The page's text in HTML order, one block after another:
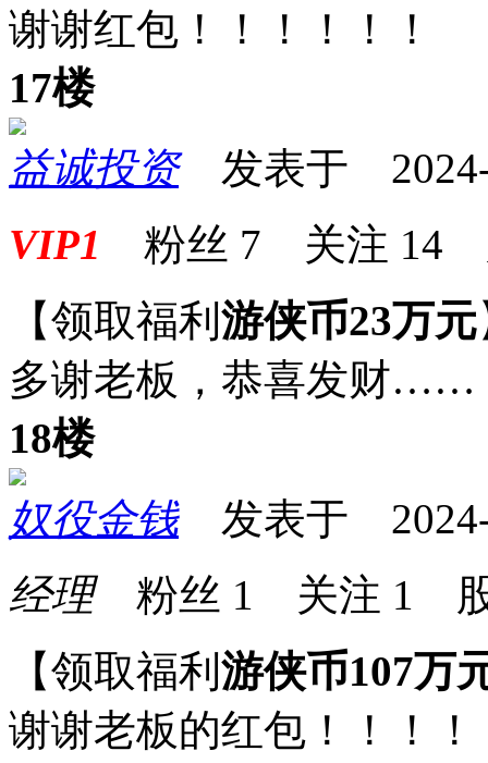
谢谢红包！！！！！！
17楼
益诚投资发表于 2024-
VIP1 粉丝 7 关注 14
【领取福利 游侠币23万元
多谢老板，恭喜发财……
18楼
奴役金钱发表于 2024-
经理粉丝 1 关注 1
【领取福利 游侠币107万
谢谢老板的红包！！！！